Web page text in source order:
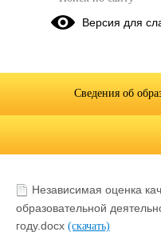
Независимая
условий
организациями
Независимая оценка
образовательной
году.docx (скачать)
Версия для
Сведения об